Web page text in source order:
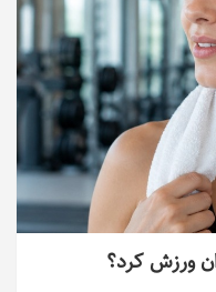
ورزش کرد؟